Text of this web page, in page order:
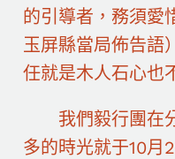
的引導者，務須愛
玉屏縣當局佈告語
任就是木人石心也
我們毅行團在
多的時光就于10月